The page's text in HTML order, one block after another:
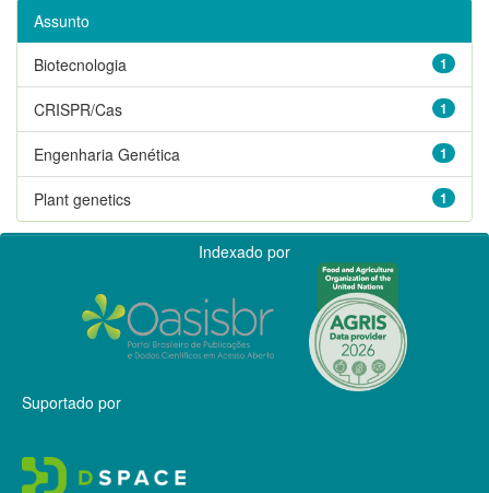
Assunto
1
Biotecnologia
1
CRISPR/Cas
1
Engenharia Genética
1
Plant genetics
Indexado por
Suportado por